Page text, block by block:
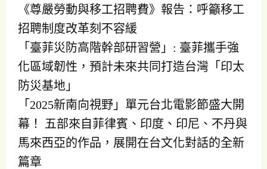
《尊嚴勞動與移工招聘費》報告：呼籲移工
招聘制度改革刻不容緩
「臺菲災防高階幹部研習營」: 臺菲攜手強
化區域韌性，預計未來共同打造台灣「印太
防災基地」
「2025新南向視野」單元台北電影節盛大開
幕！ 五部來自菲律賓、印度、印尼、不丹與
馬來西亞的作品，展開在台文化對話的全新
篇章